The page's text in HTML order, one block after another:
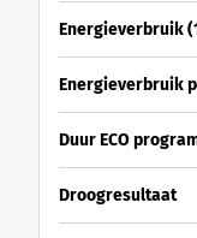
Energieverbruik
Energieverbruik
Duur ECO
Droogresultaat